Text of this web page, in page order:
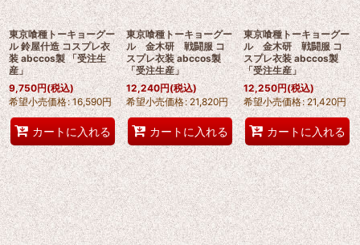
東京喰種トーキョーグー
ル 鈴屋什造 コスプレ衣
装 abccos製 「受注生
産」
9,750円(税込)
希望小売価格: 16,590円
カートに入れる
東京喰種トーキョーグー
ル 金木研 戦闘服 コ
スプレ衣装 abccos製
「受注生産」
12,240円(税込)
希望小売価格: 21,820円
カートに入れる
東京喰種トーキョーグー
ル 金木研 戦闘服 コ
スプレ衣装 abccos製
「受注生産」
12,250円(税込)
希望小売価格: 21,420円
カートに入れる